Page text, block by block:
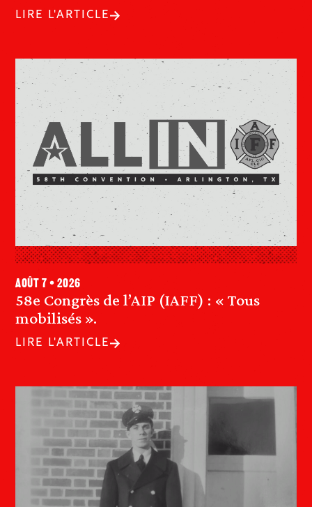
LIRE L'ARTICLE
58e Congrès de l’AIP (IAFF) : « Tous
mobilisés ».
août 7 • 2026
LIRE L'ARTICLE